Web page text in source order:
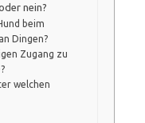
nein?
beim
Dingen?
Zugang zu
welchen